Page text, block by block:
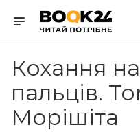
Кохання
пальців.
Морішіта